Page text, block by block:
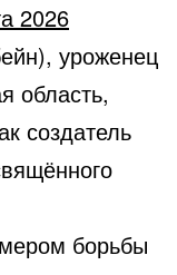
2026
уроженец
область,
создатель
борьбы